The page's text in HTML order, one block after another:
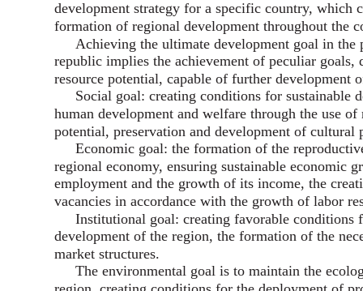
development strategy for a specific country, which
formation of regional development throughout the
Achieving the ultimate development goal in the
republic implies the achievement of peculiar goals,
resource potential, capable of further development
Social goal: creating conditions for sustainable
human development and welfare through the use of
potential, preservation and development of cultural
Economic goal: the formation of the
regional economy, ensuring sustainable economic
employment and the growth of its income, the
vacancies in accordance with the growth of labor
Institutional goal: creating favorable conditions
development of the region, the formation of the
market structures.
The environmental goal is to maintain the